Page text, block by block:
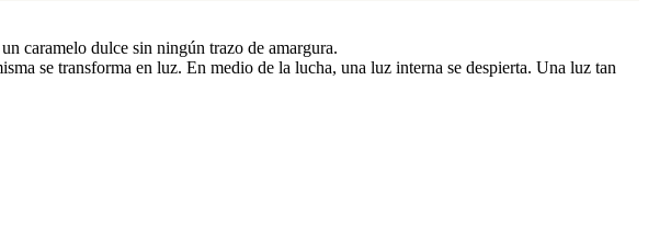
caramelo dulce sin ningún trazo de amargura.
se transforma en luz. En medio de la lucha, una luz interna se despierta. Una luz tan